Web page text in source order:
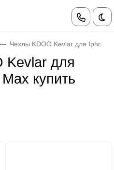
Чехлы KDOO Kevlar для Iphone
Kevlar для
купить